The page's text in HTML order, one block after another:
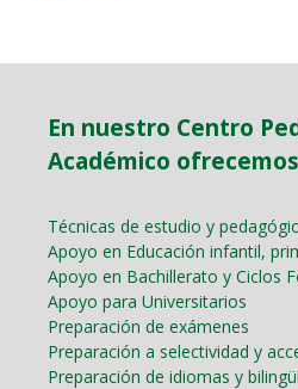
En nuestro Centro
Académico
Técnicas de estudio y
Apoyo en Educación infantil,
Apoyo en Bachillerato y Ciclos
Apoyo para Universitarios
Preparación de exámenes
Preparación a selectividad y
Preparación de idiomas y